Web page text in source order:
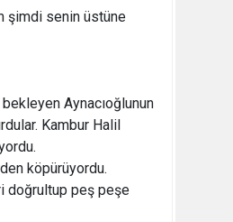
şimdi senin üstüne
Aynacıoğlunun
Kambur Halil
köpürüyordu.
doğrultup peş peşe